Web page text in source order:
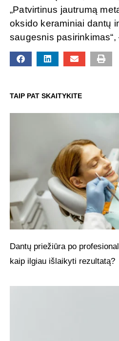
„Patvirtinus jautrumą
oksido keraminiai dantų
saugesnis pasirinkimas“,
TAIP PAT SKAITYKITE
Dantų priežiūra po
kaip ilgiau išlaikyti rezultatą?